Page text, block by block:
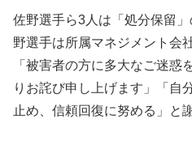
佐野選手ら3人は「処分保留
野選手は所属マネジメント会
「被害者の方に多大なご迷惑
りお詫び申し上げます」「自
止め、信頼回復に努める」と